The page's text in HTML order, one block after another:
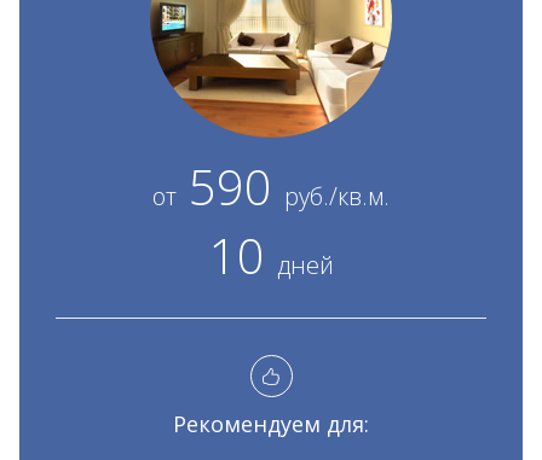
от 590 руб./кв.м.
10 дней
Рекомендуем для: